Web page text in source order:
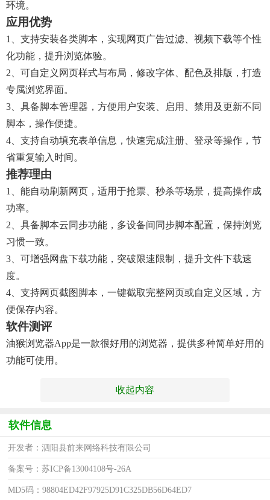
环境。
应用优势
1、支持安装各类脚本，实现网页广告过滤、视频下载等个性
化功能，提升浏览体验。
2、可自定义网页样式与布局，修改字体、配色及排版，打造
专属浏览界面。
3、具备脚本管理器，方便用户安装、启用、禁用及更新不同
脚本，操作便捷。
4、支持自动填充表单信息，快速完成注册、登录等操作，节
省重复输入时间。
推荐理由
1、能自动刷新网页，适用于抢票、秒杀等场景，提高操作成
功率。
2、具备脚本云同步功能，多设备间同步脚本配置，保持浏览
习惯一致。
3、可增强网盘下载功能，突破限速限制，提升文件下载速
度。
4、支持网页截图脚本，一键截取完整网页或自定义区域，方
便保存内容。
软件测评
油猴浏览器app是一款很好用的浏览器，提供多种简单好用的
功能可使用。
收起内容
软件信息
开发者：泗阳县前来网络科技有限公司
备案号：苏ICP备13004108号-26A
MD5码：98804ED42F97925D91C325DB56D64ED7